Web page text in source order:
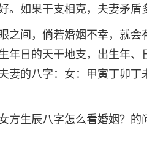
如果干支相克，夫妻矛盾
之间，倘若婚姻不幸，就会
年日的天干地支，出生年、
妻的八字：女：甲寅丁卯丁
方生辰八字怎么看婚姻？的